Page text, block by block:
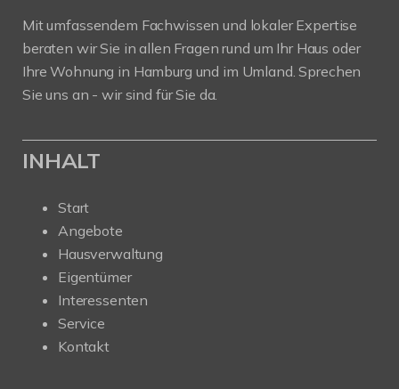
Mit umfassendem Fachwissen und lokaler Expertise
beraten wir Sie in allen Fragen rund um Ihr Haus oder
Ihre Wohnung in Hamburg und im Umland. Sprechen
Sie uns an - wir sind für Sie da.
INHALT
Start
Angebote
Hausverwaltung
Eigentümer
Interessenten
Service
Kontakt